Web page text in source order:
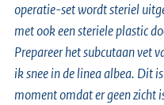
operatie-set wordt steriel
met ook een steriele plastic
Prepareer het subcutaan vet
ik snee in de linea albea. Dit
moment omdat er geen zicht